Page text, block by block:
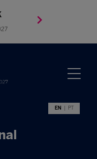
EN PT